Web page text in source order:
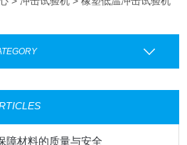
障材料的质量与安全